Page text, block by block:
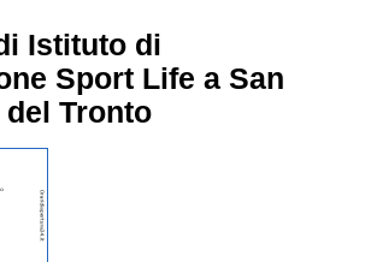
Istituto di
Sport Life a San
Tronto